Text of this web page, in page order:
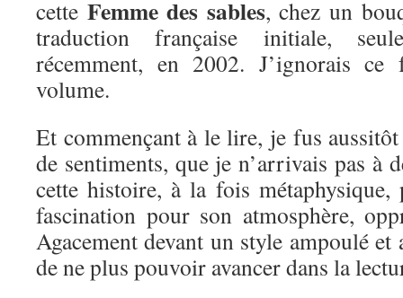
cette Femme des sables, chez un
traduction française initiale,
récemment, en 2002. J’ignorais
volume.
Et commençant à le lire, je fus
de sentiments, que je n’arrivais pas à
cette histoire, à la fois
fascination pour son atmosphère,
Agacement devant un style ampoulé
de ne plus pouvoir avancer dans la